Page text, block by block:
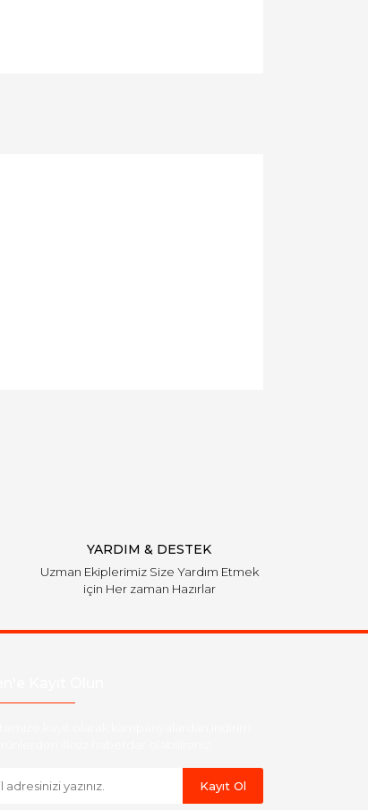
YARDIM & DESTEK
Uzman Ekiplerimiz Size Yardım Etmek
için Her zaman Hazırlar
Kayıt Ol